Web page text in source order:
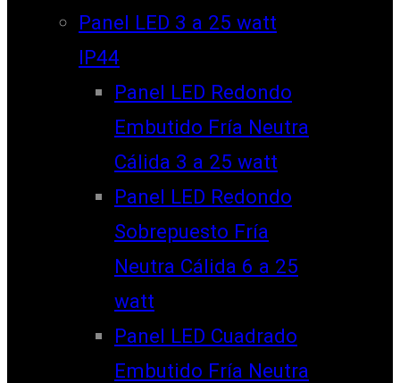
Panel LED 3 a 25 watt
IP44
Panel LED Redondo
Embutido Fría Neutra
Cálida 3 a 25 watt
Panel LED Redondo
Sobrepuesto Fría
Neutra Cálida 6 a 25
watt
Panel LED Cuadrado
Embutido Fría Neutra